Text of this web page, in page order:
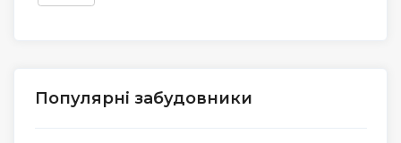
Популярні забудовники